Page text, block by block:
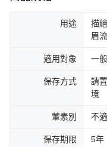
用途
描
眉流
適用對象 一
保存方式
請
境
葷素別 不
保存期限 5年